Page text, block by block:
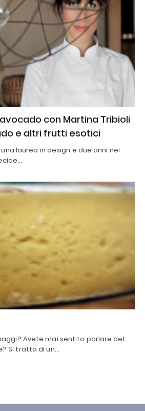
con Martina Tribioli
e altri frutti esotici
laurea in design e due anni nel
Avete mai sentito parlare del
Si tratta di un…